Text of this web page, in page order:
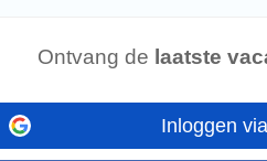
naar AI-gedreven zoekgedrag. • Je
waarom een website langzaam...
Ontvang de laatste
Inloggen